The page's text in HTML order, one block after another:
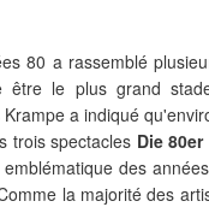
80 a rassemblé
être le plus grand
a indiqué
trois spectacles Die
des
la majorité des